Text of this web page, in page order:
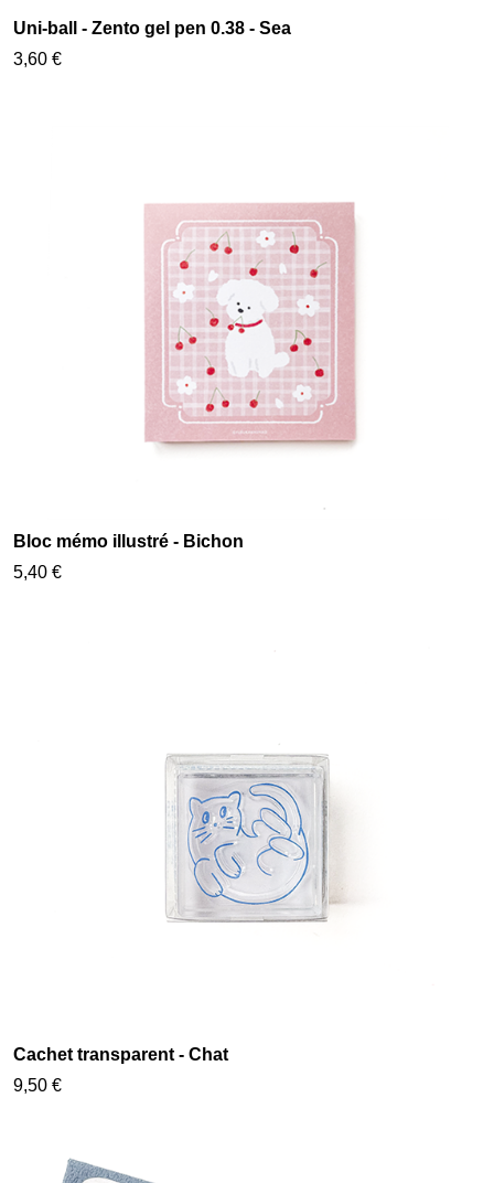
Uni-ball - Zento gel pen 0.38 - Sea
3,60 €
Bloc mémo illustré - Bichon
5,40 €
Cachet transparent - Chat
9,50 €